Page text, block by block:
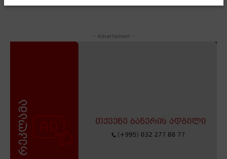
- Advertisment -